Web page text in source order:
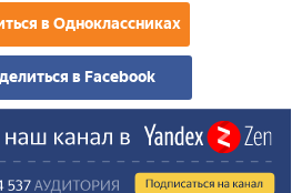
в Одноклассниках
в Facebook